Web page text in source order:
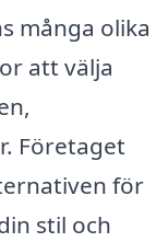
många olika
att välja
Företaget
för
stil och